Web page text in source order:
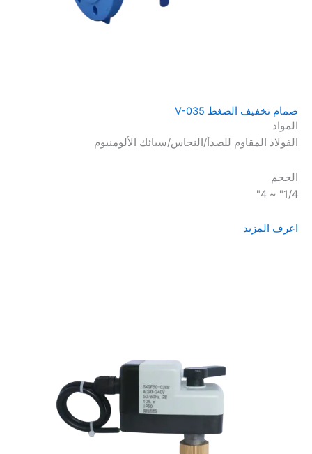
صمام تخفيف الضغط V-035
المواد
الفولاذ المقاوم للصدأ/النحاس/سبائك الألومنيوم
الحجم
1/4" ~ 4"
اعرف المزيد